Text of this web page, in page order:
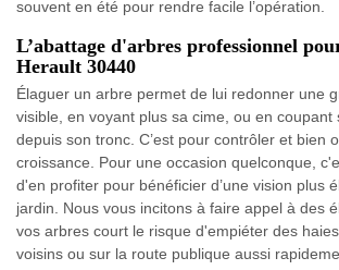
souvent en été pour rendre facile l’opération.
L’abattage d'arbres professionnel
Herault 30440
Élaguer un arbre permet de lui redonner une
visible, en voyant plus sa cime, ou en coupant
depuis son tronc. C’est pour contrôler et bien
croissance. Pour une occasion quelconque,
d'en profiter pour bénéficier d’une vision plus
jardin. Nous vous incitons à faire appel à des
vos arbres court le risque d'empiéter des
voisins ou sur la route publique aussi